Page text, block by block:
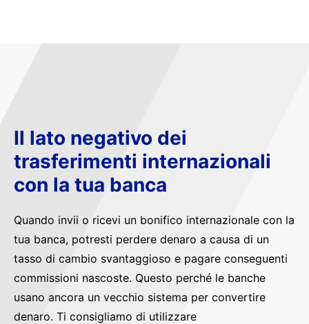
Il lato negativo dei
trasferimenti internazionali
con la tua banca
Quando invii o ricevi un bonifico internazionale con la
tua banca, potresti perdere denaro a causa di un
tasso di cambio svantaggioso e pagare conseguenti
commissioni nascoste. Questo perché le banche
usano ancora un vecchio sistema per convertire
denaro. Ti consigliamo di utilizzare